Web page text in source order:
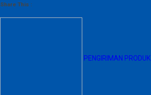
Share This :
PENGIRIMAN PRODUK